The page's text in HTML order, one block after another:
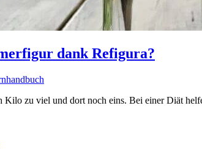
dank Refigura?
Kilo zu viel und dort noch eins. Bei einer Diät